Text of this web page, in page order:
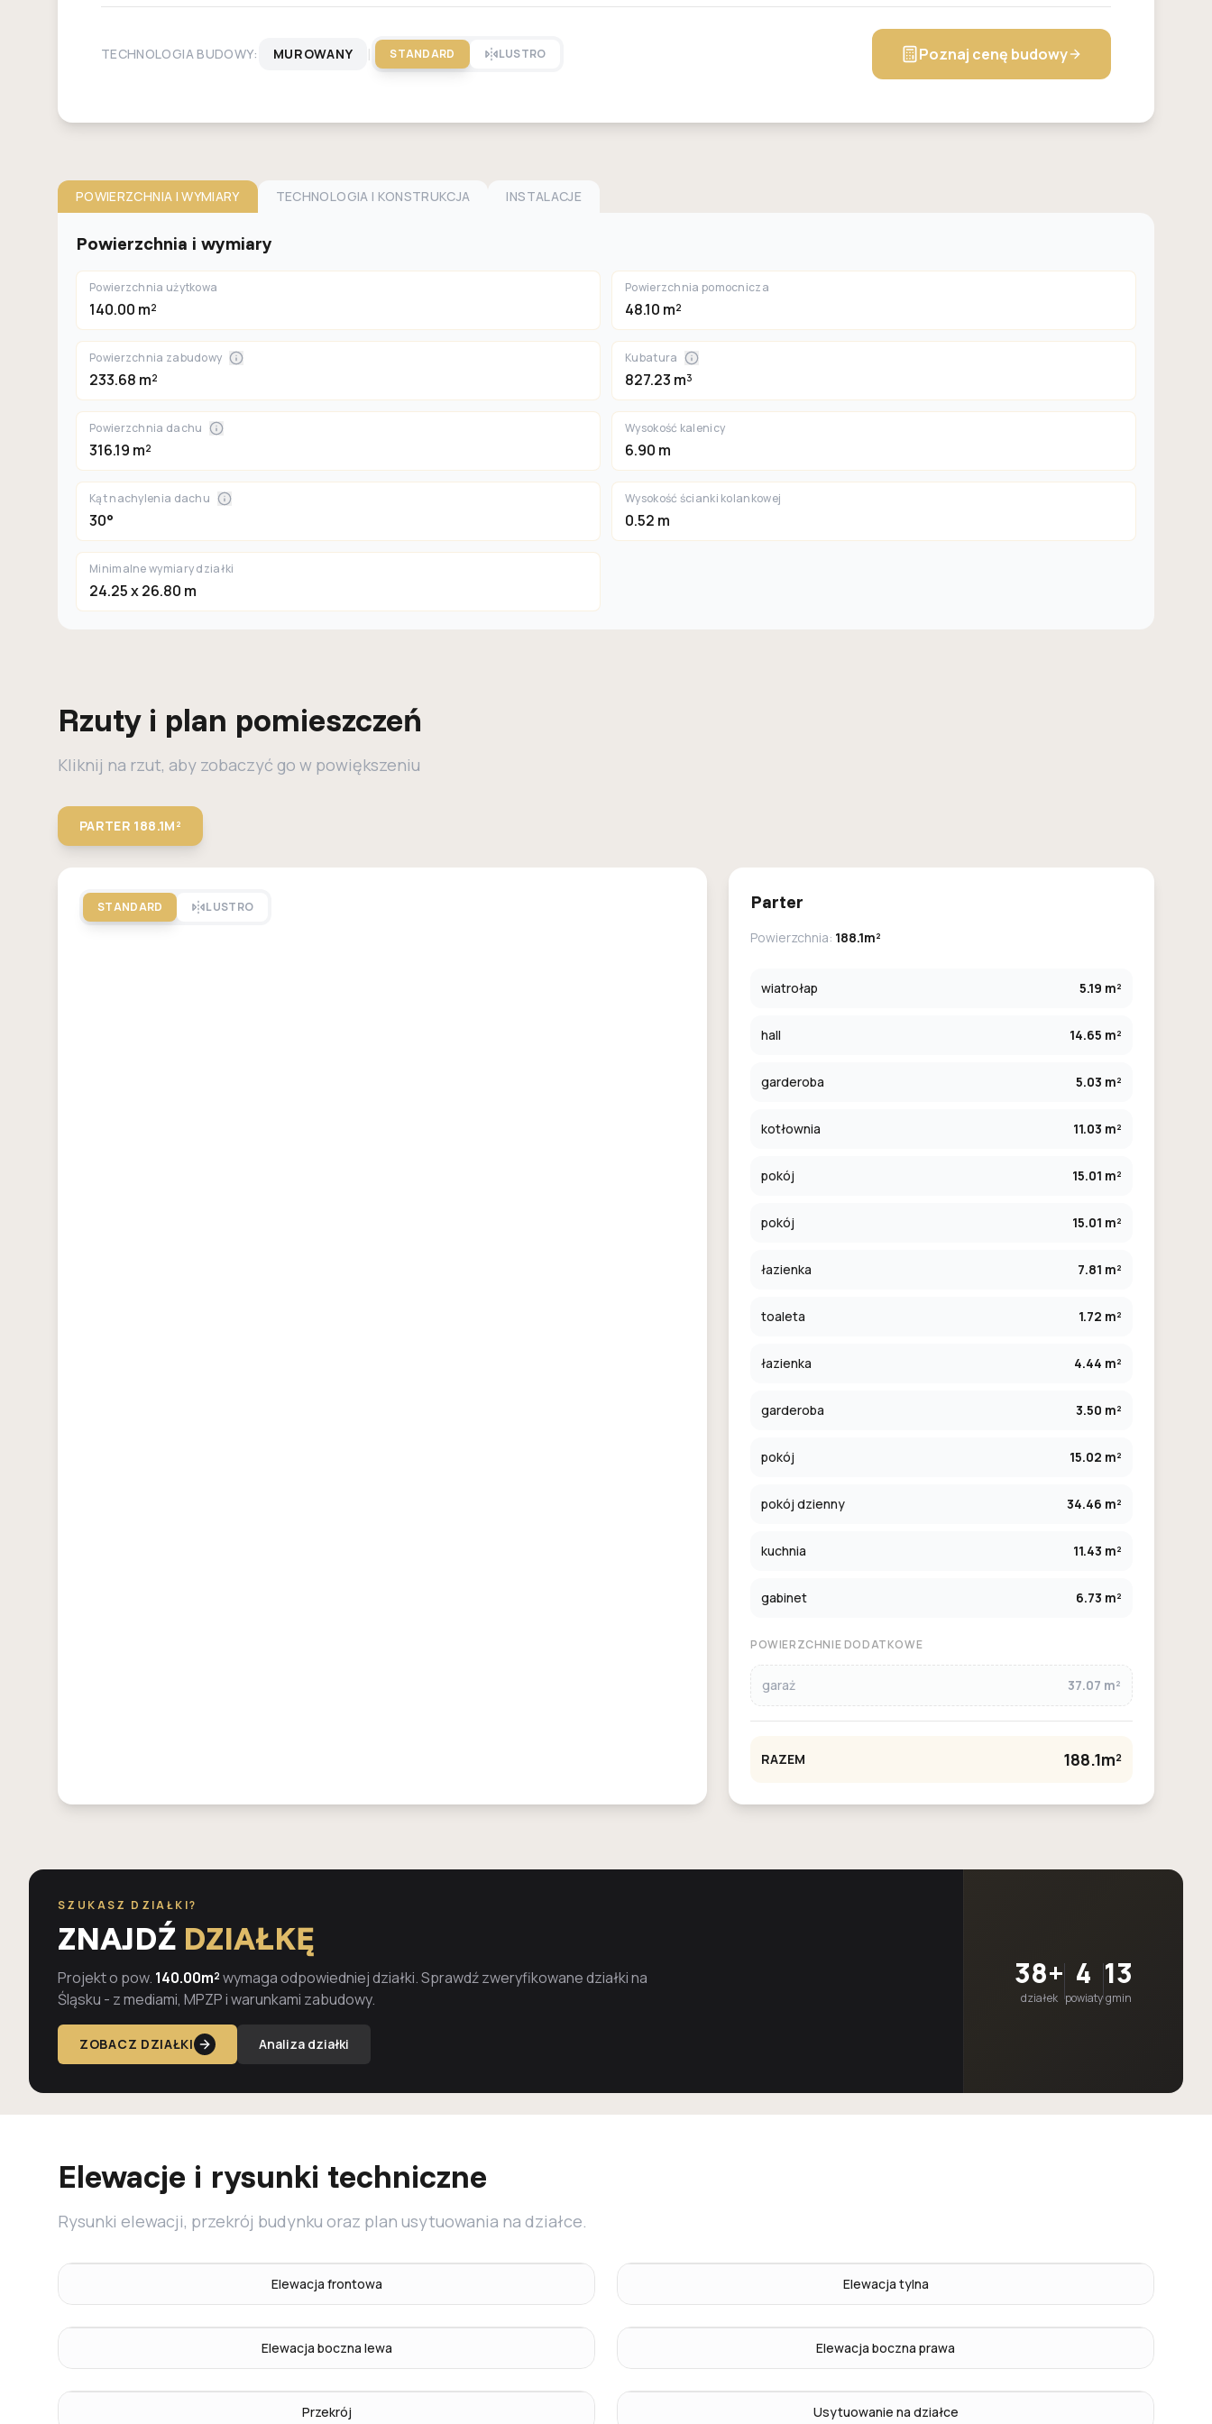
TECHNOLOGIA BUDOWY: MUROWANY | STANDARD LUSTRO Poznaj cenę budowy
POWIERZCHNIA I WYMIARY TECHNOLOGIA I KONSTRUKCJA INSTALACJE
Powierzchnia i wymiary
Powierzchnia użytkowa
140.00 m²
Powierzchnia pomocnicza
48.10 m²
Powierzchnia zabudowy
233.68 m²
Kubatura
827.23 m³
Powierzchnia dachu
316.19 m²
Wysokość kalenicy
6.90 m
Kąt nachylenia dachu
30°
Wysokość ścianki kolankowej
0.52 m
Minimalne wymiary działki
24.25 x 26.80 m
Rzuty i plan pomieszczeń
Kliknij na rzut, aby zobaczyć go w powiększeniu
PARTER 188.1M²
STANDARD LUSTRO Parter
Powierzchnia: 188.1m²
wiatrołap 5.19 m²
hall 14.65 m²
garderoba 5.03 m²
kotłownia 11.03 m²
pokój 15.01 m²
pokój 15.01 m²
łazienka 7.81 m²
toaleta 1.72 m²
łazienka 4.44 m²
garderoba 3.50 m²
pokój 15.02 m²
pokój dzienny 34.46 m²
kuchnia 11.43 m²
gabinet 6.73 m²
POWIERZCHNIE DODATKOWE
garaż 37.07 m²
RAZEM 188.1m²
SZUKASZ DZIAŁKI?
ZNAJDŹ DZIAŁKĘ
Projekt o pow. 140.00m²wymaga odpowiedniej działki. Sprawdź zweryfikowane działki na
Śląsku - z mediami, MPZP i warunkami zabudowy.
ZOBACZ DZIAŁKI Analiza działki
38+
działek
4
powiaty
13
gmin
Elewacje i rysunki techniczne
Rysunki elewacji, przekrój budynku oraz plan usytuowania na działce.
Elewacja frontowa Elewacja tylna
Elewacja boczna lewa Elewacja boczna prawa
Przekrój Usytuowanie na działce